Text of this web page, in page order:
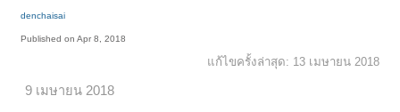
denchaisai
Published on Apr 8, 2018
แก้ไขครั้งล่าสุด: 13 เมษายน 2018
9 เมษายน 2018